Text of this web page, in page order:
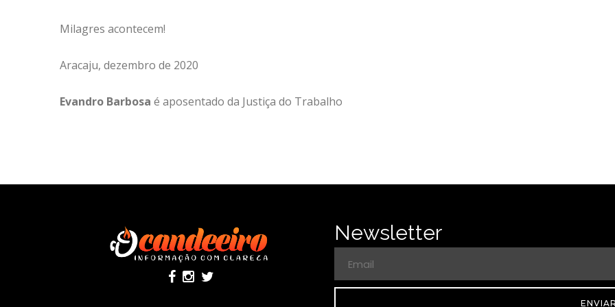
Milagres acontecem!
Aracaju, dezembro de 2020
Evandro Barbosa é aposentado da Justiça do Trabalho
Newsletter